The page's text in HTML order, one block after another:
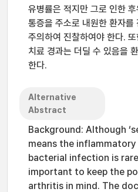
유병률은 적지만 그로 인한
통증을 주소로 내원한 환자를
주의하여 진찰하여야 한다.
치료 경과는 더딜 수 있음을
한다.
Alternative
Abstract
Background: Although
means the
bacterial infection is
important to keep the
arthritis in mind. The